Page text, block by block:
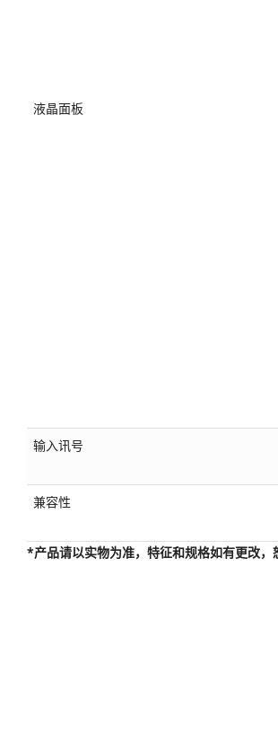
液晶面板
输入讯号
兼容性
*产品请以实物为准，特征和规格如有更改，